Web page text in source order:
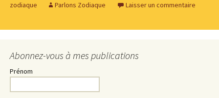
zodiaque
Parlons Zodiaque Laisser un commentaire
Abonnez-vous à mes publications
Prénom